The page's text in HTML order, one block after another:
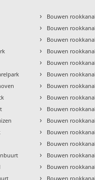
› Bouwen
› Bouwen
› Bouwen
› Bouwen
› Bouwen
› Bouwen
› Bouwen
› Bouwen
› Bouwen
› Bouwen
› Bouwen
› Bouwen
› Bouwen
› Bouwen
› Bouwen